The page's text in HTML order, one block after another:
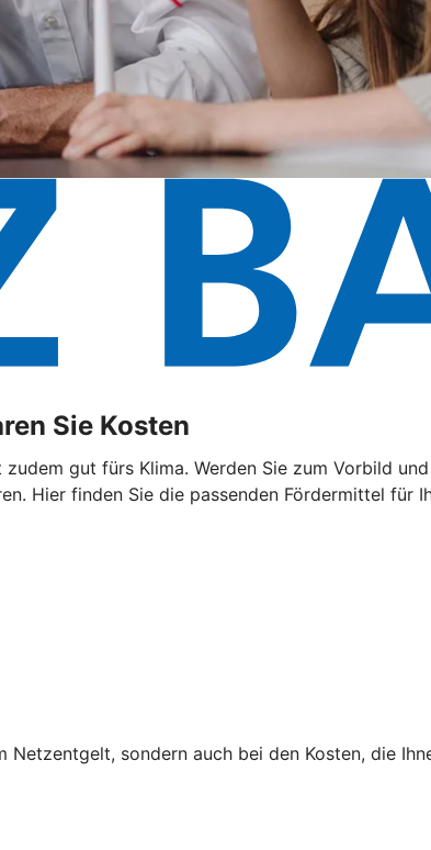
Sie Kosten
gut fürs Klima. Werden Sie zum Vorbild
Hier finden Sie die passenden Fördermittel für
sondern auch bei den Kosten, die